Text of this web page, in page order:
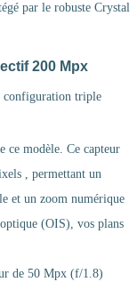
par le robuste Crystal
200 Mpx
configuration triple
modèle. Ce capteur
, permettant un
et un zoom numérique
(OIS), vos plans
de 50 Mpx (f/1.8)